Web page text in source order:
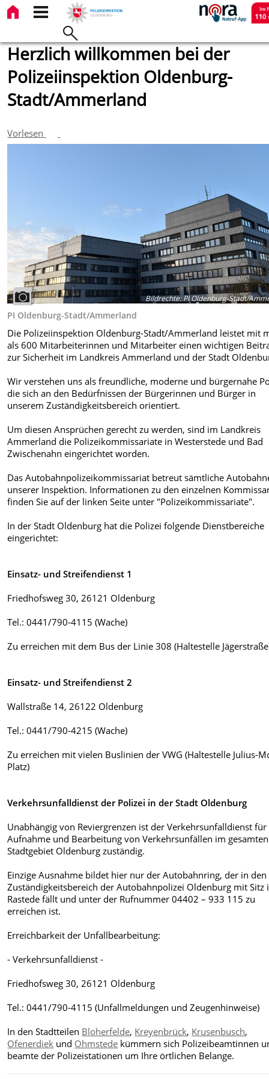
Herzlich willkommen bei der
Polizeiinspektion Oldenburg-
Stadt/Ammerland
Vorlesen
Bildrechte:PI Oldenburg-Stadt/
PI Oldenburg-Stadt/Ammerland
Die Polizeiinspektion Oldenburg-Stadt/Ammerland leistet mit
als 600 Mitarbeiterinnen und Mitarbeiter einen wichtigen
zur Sicherheit im Landkreis Ammerland und der Stadt
Wir verstehen uns als freundliche, moderne und bürgernahe
die sich an den Bedürfnissen der Bürgerinnen und Bürger in
unserem Zuständigkeitsbereich orientiert.
Um diesen Ansprüchen gerecht zu werden, sind im Landkreis
Ammerland die Polizeikommissariate in Westerstede und Bad
Zwischenahn eingerichtet worden.
Das Autobahnpolizeikommissariat betreut sämtliche
unserer Inspektion. Informationen zu den einzelnen
finden Sie auf der linken Seite unter "Polizeikommissariate".
In der Stadt Oldenburg hat die Polizei folgende Dienstbereiche
eingerichtet:
Einsatz- und Streifendienst 1
Friedhofsweg 30, 26121 Oldenburg
Tel.: 0441/790-4115 (Wache)
Zu erreichen mit dem Bus der Linie 308 (Haltestelle
Einsatz- und Streifendienst 2
Wallstraße 14, 26122 Oldenburg
Tel.: 0441/790-4215 (Wache)
Zu erreichen mit vielen Buslinien der VWG (Haltestelle Julius-
Platz)
Verkehrsunfalldienst der Polizei in der Stadt Oldenburg
Unabhängig von Reviergrenzen ist der Verkehrsunfalldienst
Aufnahme und Bearbeitung von Verkehrsunfällen im gesamten
Stadtgebiet Oldenburg zuständig.
Einzige Ausnahme bildet hier nur der Autobahnring, der in den
Zuständigkeitsbereich der Autobahnpolizei Oldenburg mit Sitz
Rastede fällt und unter der Rufnummer 04402 – 933 115 zu
erreichen ist.
Erreichbarkeit der Unfallbearbeitung:
- Verkehrsunfalldienst -
Friedhofsweg 30, 26121 Oldenburg
Tel.: 0441/790-4115 (Unfallmeldungen und Zeugenhinweise)
In den Stadtteilen Bloherfelde, Kreyenbrück, Krusenbusch,
Ofenerdiek und Ohmstede kümmern sich Polizeibeamtinnen
beamte der Polizeistationen um Ihre örtlichen Belange.